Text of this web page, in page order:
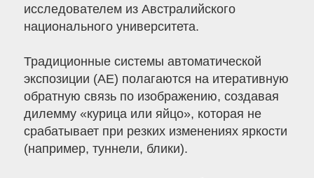
исследователем из Австралийского
национального университета.
Традиционные системы автоматической
экспозиции (AE) полагаются на итеративную
обратную связь по изображению, создавая
дилемму «курица или яйцо», которая не
срабатывает при резких изменениях яркости
(например, туннели, блики).